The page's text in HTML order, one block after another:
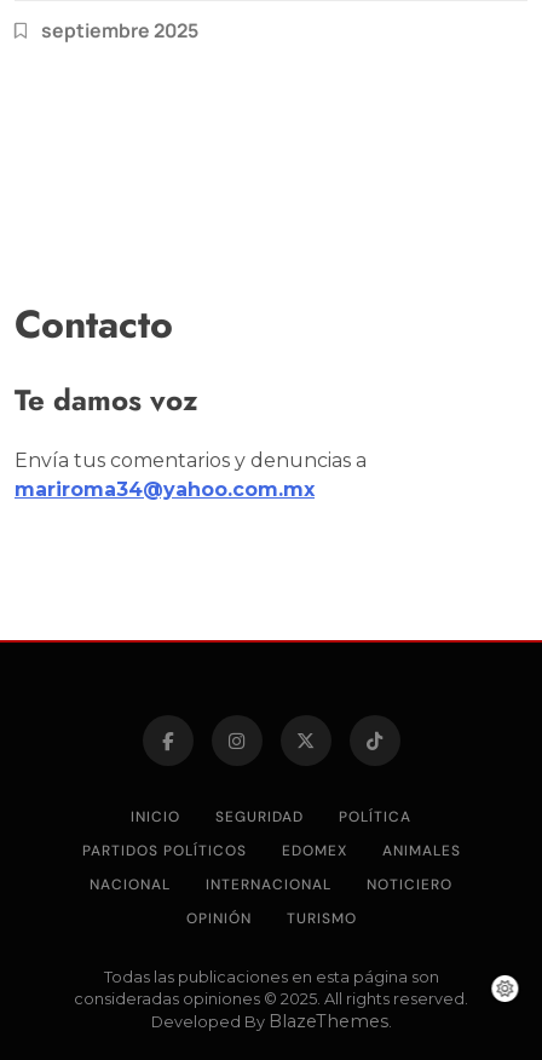
septiembre 2025
Contacto
Te damos voz
Envía tus comentarios y denuncias a
mariroma34@yahoo.com.mx
INICIO SEGURIDAD
POLÍTICA
PARTIDOS POLÍTICOS
EDOMEX
ANIMALES
NACIONAL
INTERNACIONAL
NOTICIERO
OPINIÓN
TURISMO
Todas las publicaciones en esta página son
consideradas opiniones © 2025. All rights reserved.
Developed By BlazeThemes.